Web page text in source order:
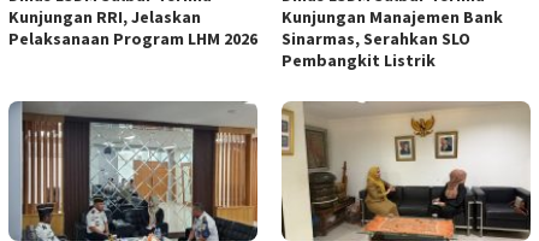
Kunjungan RRI, Jelaskan
Pelaksanaan Program LHM 2026
Kunjungan Manajemen Bank
Sinarmas, Serahkan SLO
Pembangkit Listrik